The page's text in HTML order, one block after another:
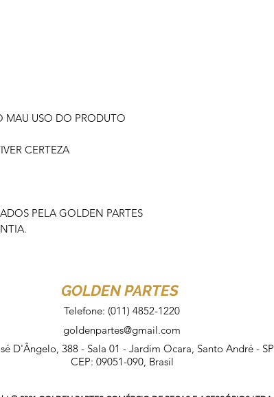
MAU USO DO PRODUTO
CERTEZA
PELA GOLDEN PARTES
GOLDEN PARTES
Telefone: (011) 4852-1220
goldenpartes@gmail.com
D'Ângelo, 388 - Sala 01 - Jardim Ocara, Santo André - SP
CEP: 09051-090, Brasil